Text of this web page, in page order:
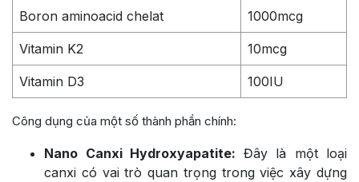
Boron aminoacid chelat 1000mcg
Vitamin K2 10mcg
Vitamin D3 100IU
Công dụng của một số thành phần chính:
Nano Canxi Hydroxyapatite: Đây là một loại
canxi có vai trò quan trọng trong việc xây dựng